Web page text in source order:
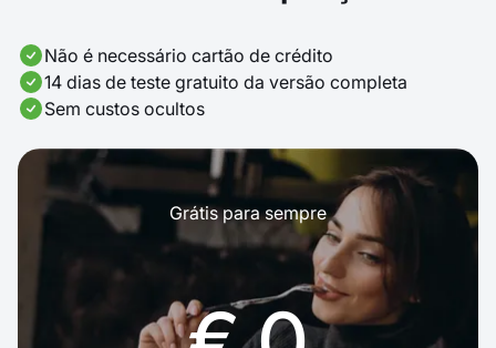
Não é necessário cartão de crédito
14 dias de teste gratuito da versão completa
Sem custos ocultos
Grátis para sempre